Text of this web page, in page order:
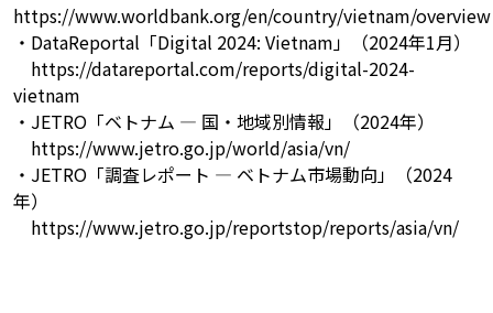
https://www.worldbank.org/en/country/vietnam/overview
・DataReportal「Digital 2024: Vietnam」（2024年1月）
https://datareportal.com/reports/digital-2024-
vietnam
・JETRO「ベトナム — 国・地域別情報」（2024年）
https://www.jetro.go.jp/world/asia/vn/
・JETRO「調査レポート — ベトナム市場動向」（2024
年）
https://www.jetro.go.jp/reportstop/reports/asia/vn/